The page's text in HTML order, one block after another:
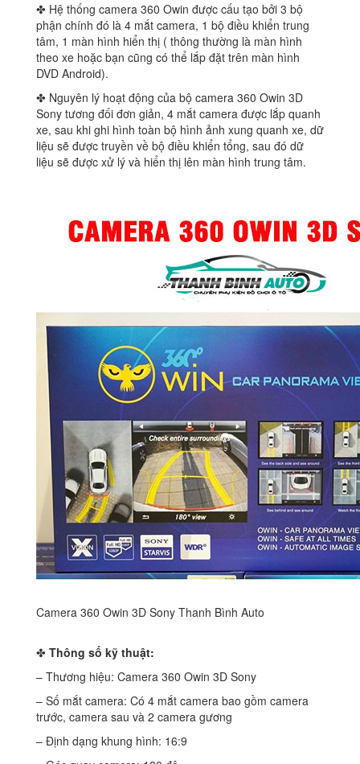
✤ Hệ thống camera 360 Owin được cấu tạo bởi 3 bộ
phận chính đó là 4 mắt camera, 1 bộ điều khiển trung
tâm, 1 màn hình hiển thị ( thông thường là màn hình
theo xe hoặc bạn cũng có thể lắp đặt trên màn hình
DVD Android).
✤ Nguyên lý hoạt động của bộ camera 360 Owin 3D
Sony tương đối đơn giản, 4 mắt camera được lắp quanh
xe, sau khi ghi hình toàn bộ hình ảnh xung quanh xe, dữ
liệu sẽ được truyền về bộ điều khiển tổng, sau đó dữ
liệu sẽ được xử lý và hiển thị lên màn hình trung tâm.
Camera 360 Owin 3D Sony Thanh Bình Auto
✤ Thông số kỹ thuật:
– Thương hiệu: Camera 360 Owin 3D Sony
– Số mắt camera: Có 4 mắt camera bao gồm camera
trước, camera sau và 2 camera gương
– Định dạng khung hình: 16:9